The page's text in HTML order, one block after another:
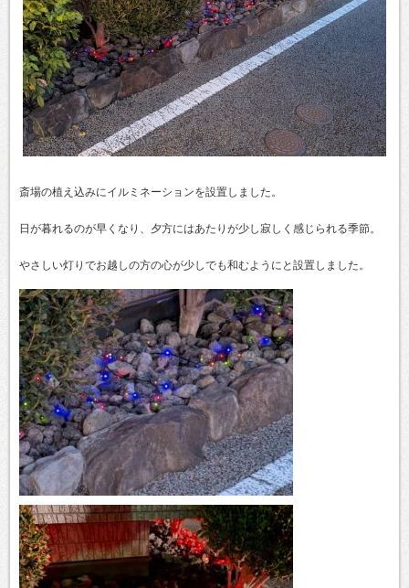
斎場の植え込みにイルミネーションを設置しました。
日が暮れるのが早くなり、夕方にはあたりが少し寂しく感じられる季節。
やさしい灯りでお越しの方の心が少しでも和むようにと設置しました。